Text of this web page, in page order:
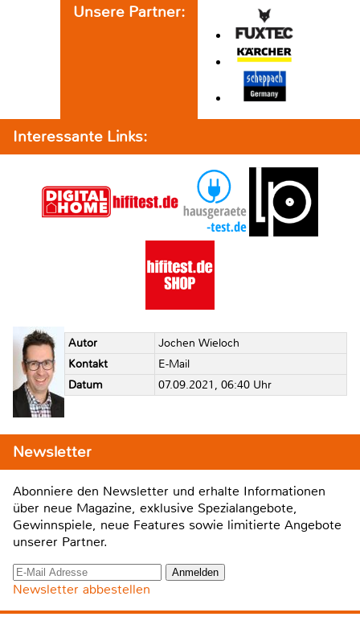
Unsere Partner:
Interessante Links:
Autor
Jochen Wieloch
Kontakt
E-Mail
Datum
07.09.2021, 06:40 Uhr
Newsletter
Abonniere den Newsletter und erhalte Informationen
über neue Magazine, exklusive Spezialangebote,
Gewinnspiele, neue Features sowie limitierte Angebote
unserer Partner.
Newsletter abbestellen